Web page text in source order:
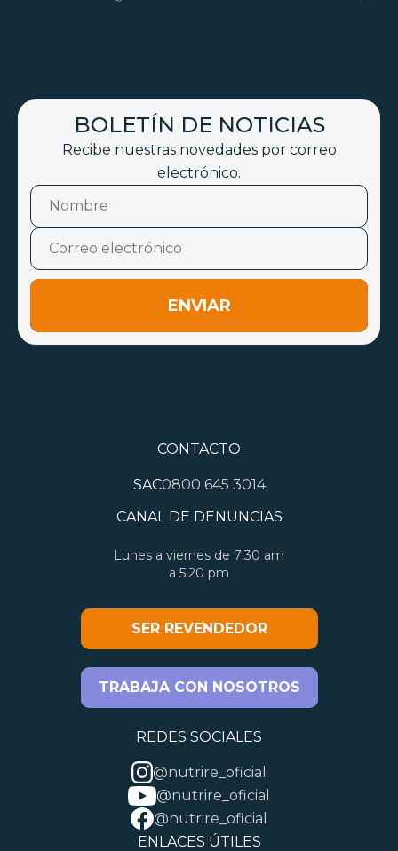
BOLETÍN DE NOTICIAS
Recibe nuestras novedades por correo
electrónico.
ENVIAR
CONTACTO
SAC0800 645 3014
CANAL DE DENUNCIAS
Lunes a viernes de 7:30 am
a 5:20 pm
SER REVENDEDOR
TRABAJA CON NOSOTROS
REDES SOCIALES
@nutrire_oficial
@nutrire_oficial
@nutrire_oficial
ENLACES ÚTILES